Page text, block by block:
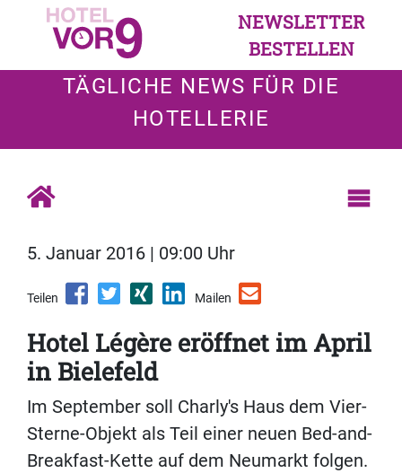
NEWSLETTER
BESTELLEN
TÄGLICHE NEWS FÜR DIE
HOTELLERIE
5. Januar 2016 | 09:00 Uhr
Teilen Mailen
Hotel Légère eröffnet im April
in Bielefeld
Im September soll Charly's Haus dem Vier-
Sterne-Objekt als Teil einer neuen Bed-and-
Breakfast-Kette auf dem Neumarkt folgen.